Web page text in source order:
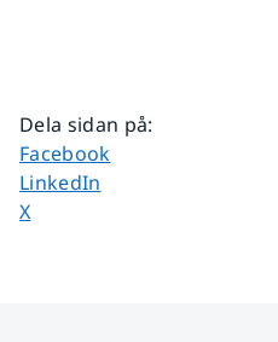
Dela sidan på:
Dela sidan på
Facebook
Dela sidan på
LinkedIn
Dela sidan på
X